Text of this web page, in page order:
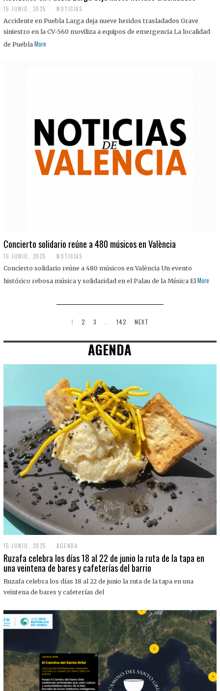
15 JUNIO, 2025 NOTICIAS
Accidente en Puebla Larga deja nueve heridos trasladados Grave
siniestro en la CV-560 moviliza a equipos de emergencia La localidad
de Puebla More
Concierto solidario reúne a 480 músicos en València
15 JUNIO, 2025 NOTICIAS
Concierto solidario reúne a 480 músicos en València Un evento
histórico rebosa música y solidaridad en el Palau de la Música El More
1 2 3 142 NEXT
AGENDA
15 JUNIO, 2025
J
U
I
O
0
2
5
AGENDA
Ruzafa celebra los días 18 al 22 de junio la ruta de la tapa en
una veintena de bares y cafeterías del barrio
Ruzafa celebra los días 18 al 22 de junio la ruta de la tapa en una
veintena de bares y cafeterías del